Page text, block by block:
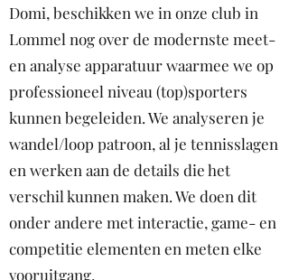
Domi, beschikken we in onze club in
Lommel nog over de modernste meet-
en analyse apparatuur waarmee we op
professioneel niveau (top)sporters
kunnen begeleiden. We analyseren je
wandel/loop patroon, al je tennisslagen
en werken aan de details die het
verschil kunnen maken. We doen dit
onder andere met interactie, game- en
competitie elementen en meten elke
vooruitgang.